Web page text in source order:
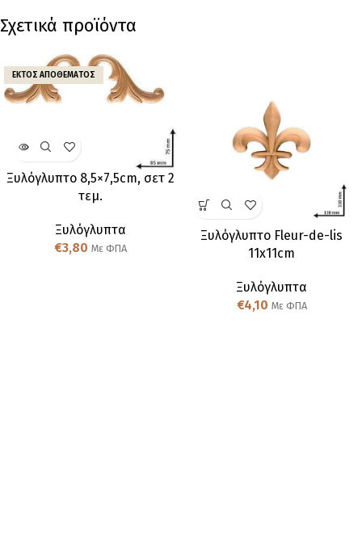
Σχετικά προϊόντα
ΕΚΤΌΣ ΑΠΟΘΈΜΑΤΟΣ
Ξυλόγλυπτo 8,5×7,5cm, σετ 2
τεμ.
Ξυλόγλυπτα
€3,80 Με ΦΠΑ
Ξυλόγλυπτo Fleur-de-lis
11x11cm
Ξυλόγλυπτα
€4,10 Με ΦΠΑ